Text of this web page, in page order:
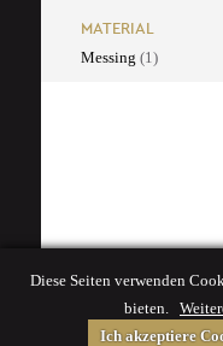
MATERIAL
Messing (1)
Diese Seiten verwenden
bieten.
Ich akzeptiere